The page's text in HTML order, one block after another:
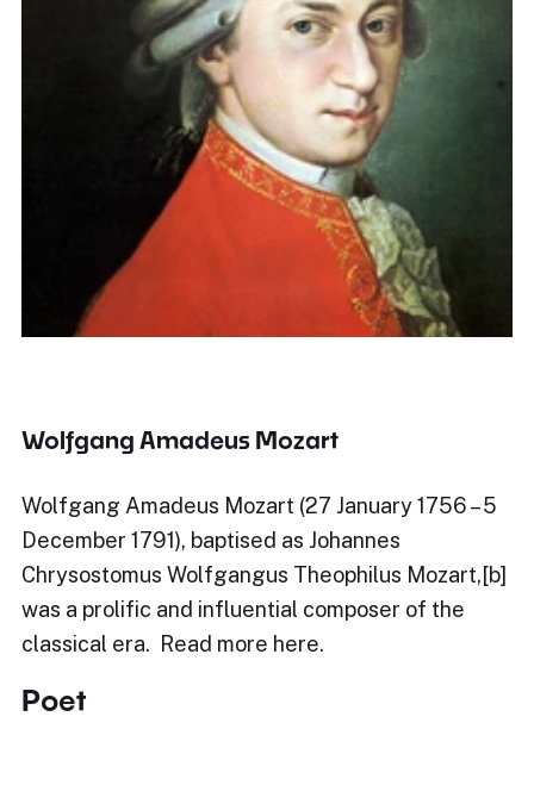
Wolfgang Amadeus Mozart
Wolfgang Amadeus Mozart (27 January 1756 – 5
December 1791), baptised as Johannes
Chrysostomus Wolfgangus Theophilus Mozart,[b]
was a prolific and influential composer of the
classical era. Read more here.
Poet